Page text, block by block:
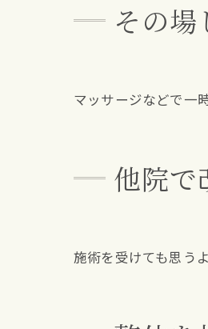
その
マッサージなどで一
他院で
施術を受けても思う